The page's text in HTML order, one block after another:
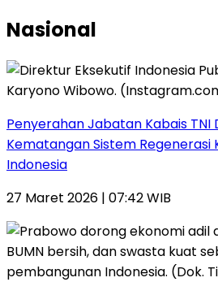
Nasional
Penyerahan Jabatan Kabais TNI
Kematangan Sistem
Indonesia
27 Maret 2026 | 07:42 WIB